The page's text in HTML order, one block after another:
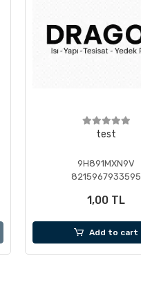
test
9H891MXN9V
8215967933595
1,00 TL
Add to cart